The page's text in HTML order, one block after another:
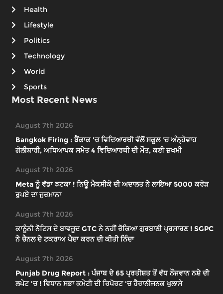
Health
Lifestyle
Politics
Technology
World
Sports
Most Recent News
August 7th 2026
Bangkok Firing : ਬੈਂਕਾਕ 'ਚ ਵਿਦਿਆਰਥੀ ਵੱਲੋਂ ਸਕੂਲ 'ਚ ਅੰਨ੍ਹੇਵਾਹ
ਗੋਲੀਬਾਰੀ, ਅਧਿਆਪਕ ਸਮੇਤ 4 ਵਿਦਿਆਰਥੀ ਦੀ ਮੌਤ, ਕਈ ਜ਼ਖਮੀ
August 7th 2026
Meta ਨੂੰ ਵੱਡਾ ਝਟਕਾ ! ਨਿਊ ਮੈਕਸੀਕੋ ਦੀ ਅਦਾਲਤ ਨੇ ਲਾਇਆ 5000 ਕਰੋੜ
ਰੁਪਏ ਦਾ ਜੁਰਮਾਨਾ
August 7th 2026
ਕਾਨੂੰਨੀ ਨੋਟਿਸ ਦੇ ਬਾਵਜੂਦ GTC ਨੇ ਨਹੀਂ ਰੋਕਿਆ ਗੁਰਬਾਣੀ ਪ੍ਰਸਾਰਣ ! SGPC
ਨੇ ਚੈਨਲ ਦੇ ਟਕਰਾਅ ਪੈਦਾ ਕਰਨ ਦੀ ਕੀਤੀ ਨਿੰਦਾ
August 7th 2026
Punjab Drug Report : ਪੰਜਾਬ ਦੇ 65 ਪ੍ਰਤੀਸ਼ਤ ਤੋਂ ਵੱਧ ਨੌਜਵਾਨ ਨਸ਼ੇ ਦੀ
ਲਪੇਟ 'ਚ ! ਵਿਧਾਨ ਸਭਾ ਕਮੇਟੀ ਦੀ ਰਿਪੋਰਟ 'ਚ ਹੈਰਾਨੀਜਨਕ ਖੁਲਾਸੇ